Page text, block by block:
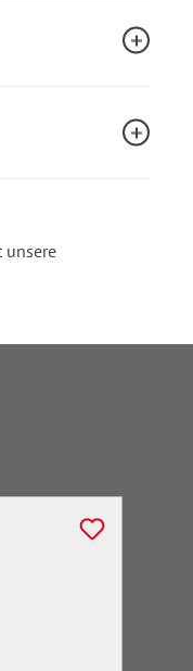
unsere